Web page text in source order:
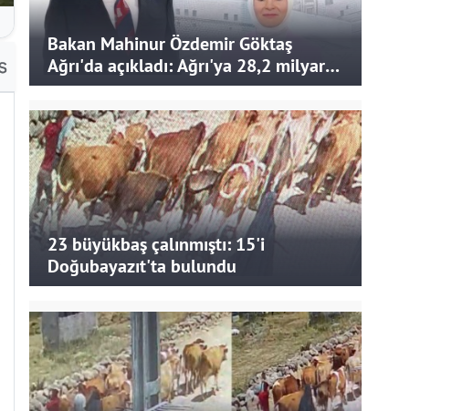
Bakan Mahinur Özdemir Göktaş
Ağrı'da açıkladı: Ağrı'ya 28,2 milyar
liralık yatırım ve destek sağlandı
23 büyükbaş çalınmıştı: 15'i
Doğubayazıt'ta bulundu